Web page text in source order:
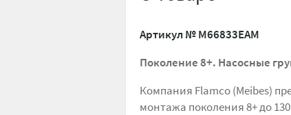
Артикул №M66833EAM
Поколение 8+. Насосные
Компания Flamco (Meibes)
монтажа поколения 8+ до